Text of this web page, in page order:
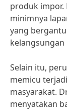
produk impor.
minimnya
yang
kelangsungan
Selain itu,
memicu
masyarakat.
menyatakan